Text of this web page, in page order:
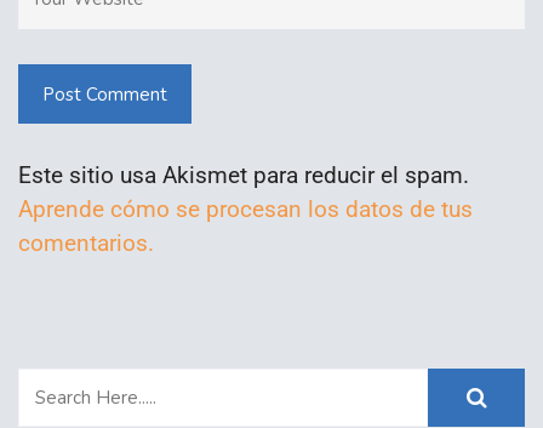
Post Comment
Este sitio usa Akismet para reducir el spam.
Aprende cómo se procesan los datos de tus
comentarios.